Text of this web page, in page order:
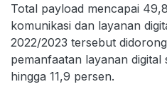
Total payload mencapai
komunikasi dan layanan
2022/2023 tersebut
pemanfaatan layanan digital
hingga 11,9 persen.